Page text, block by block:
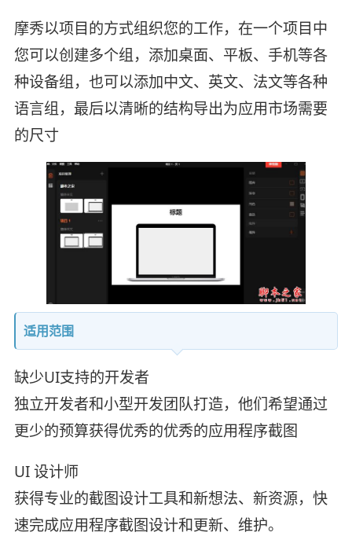
摩秀以项目的方式组织您的工作，在一个项目中
您可以创建多个组，添加桌面、平板、手机等各
种设备组，也可以添加中文、英文、法文等各种
语言组，最后以清晰的结构导出为应用市场需要
的尺寸
适用范围
缺少UI支持的开发者
独立开发者和小型开发团队打造，他们希望通过
更少的预算获得优秀的优秀的应用程序截图
UI 设计师
获得专业的截图设计工具和新想法、新资源，快
速完成应用程序截图设计和更新、维护。